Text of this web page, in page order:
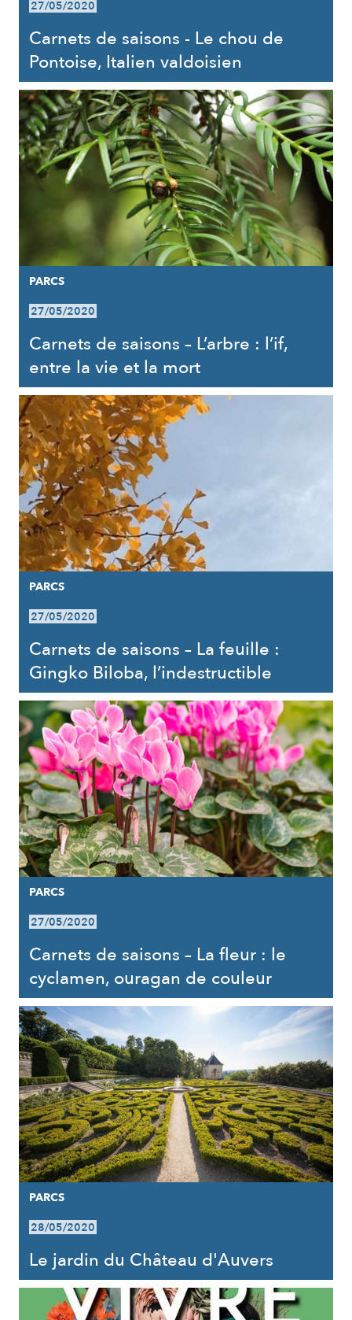
27/05/2020
Carnets de saisons - Le chou de
Pontoise, Italien valdoisien
PARCS
27/05/2020
Carnets de saisons – L’arbre : l’if,
entre la vie et la mort
PARCS
27/05/2020
Carnets de saisons – La feuille :
Gingko Biloba, l’indestructible
PARCS
27/05/2020
Carnets de saisons – La fleur : le
cyclamen, ouragan de couleur
PARCS
28/05/2020
Le jardin du Château d'Auvers